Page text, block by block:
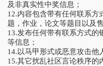
及非真实性中奖信息；
12.内容包含带有任何联系方
题，作业，论文等题目以及
13.发布任何带有联系方式的
等信息；
14.以马甲形式或恶意攻击他
15.其它扰乱社区言论秩序的